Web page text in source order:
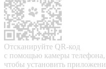
Отсканируйте QR-код
с помощью камеры телефона,
чтобы установить